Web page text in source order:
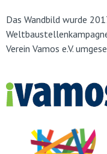
Das Wandbild wurde
Verein Vamos e.V.